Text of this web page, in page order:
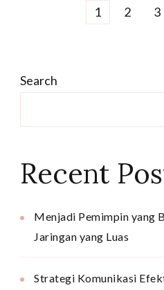
Posts Page
1 Page
2 3
Search
Recent
Menjadi Pemimpin yang
Jaringan yang Luas
Strategi Komunikasi